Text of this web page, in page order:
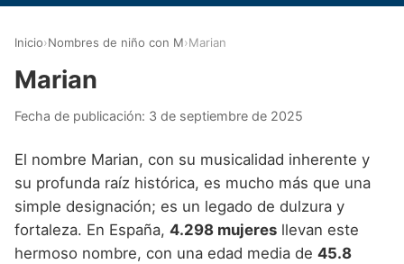
Nombres de niño que empiezan por D
Nombres de niño que empiezan por E
Nombres de niño que empiezan por F
Nombres de Niño Asturianos
Nombres de Niño Baleares
Nombres de Niño Canarios
Nombres de Niño Celtas
Nombres de Niño Egipcios
Nombres de Niño Griegos
Nombres de Niño Alemanes
Nombres de Niño Americanos
Nombres de Niño Arabes
Buscar
Inicio›Nombres de niño con M›Marian
Marian
Fecha de publicación: 3 de septiembre de 2025
El nombre Marian, con su musicalidad inherente y
su profunda raíz histórica, es mucho más que una
simple designación; es un legado de dulzura y
fortaleza. En España, 4.298 mujeres llevan este
hermoso nombre, con una edad media de 45.8